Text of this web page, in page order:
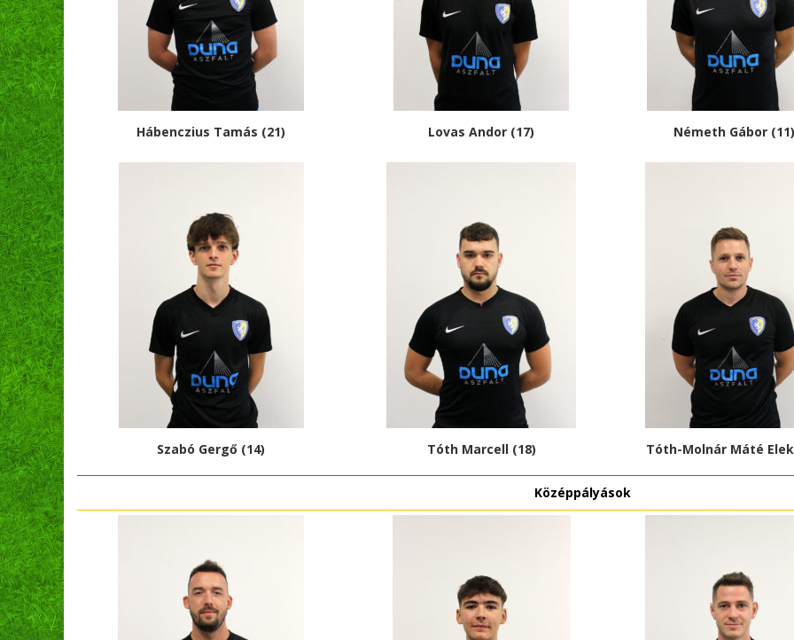
Hábenczius Tamás (21) Lovas Andor (17) Németh Gábor (11)
Szabó Gergő (14) Tóth Marcell (18) Tóth-Molnár Máté
Középpályások